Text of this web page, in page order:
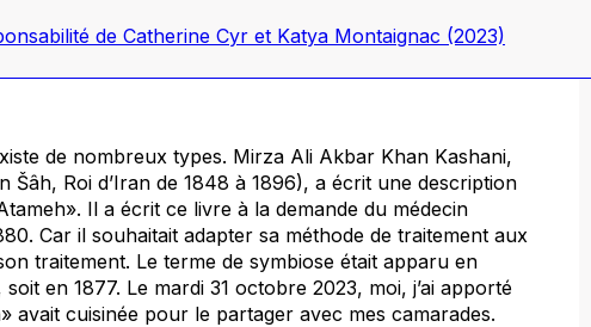
de Catherine Cyr et Katya Montaignac (2023)
de nombreux types. Mirza Ali Akbar Khan Kashani,
Šâh, Roi d’Iran de 1848 à 1896), a écrit une description
Il a écrit ce livre à la demande du médecin
Car il souhaitait adapter sa méthode de traitement aux
traitement. Le terme de symbiose était apparu en
en 1877. Le mardi 31 octobre 2023, moi, j’ai apporté
avait cuisinée pour le partager avec mes camarades.